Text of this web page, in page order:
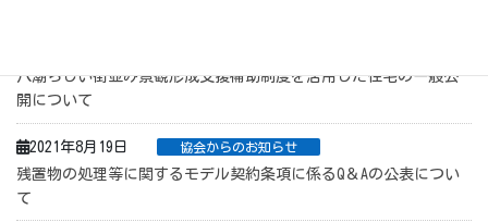
八潮らしい街並み景観形成支援補助制度を活用した住宅の一般公
開について
2021年8月19日 協会からのお知らせ
残置物の処理等に関するモデル契約条項に係るQ＆Aの公表につい
て